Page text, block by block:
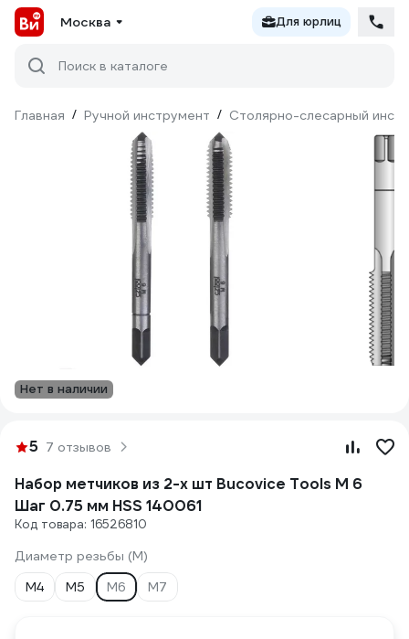
Москва Для юрлиц
Поиск в каталоге
Главная / Ручной инструмент / Столярно-слесарный
Нет в наличии
5 7 отзывов
Набор метчиков из 2-х шт Bucovice Tools М 6
Шаг 0.75 мм HSS 140061
Код товара: 16526810
Диаметр резьбы (М)
М4
М5 М6 М7